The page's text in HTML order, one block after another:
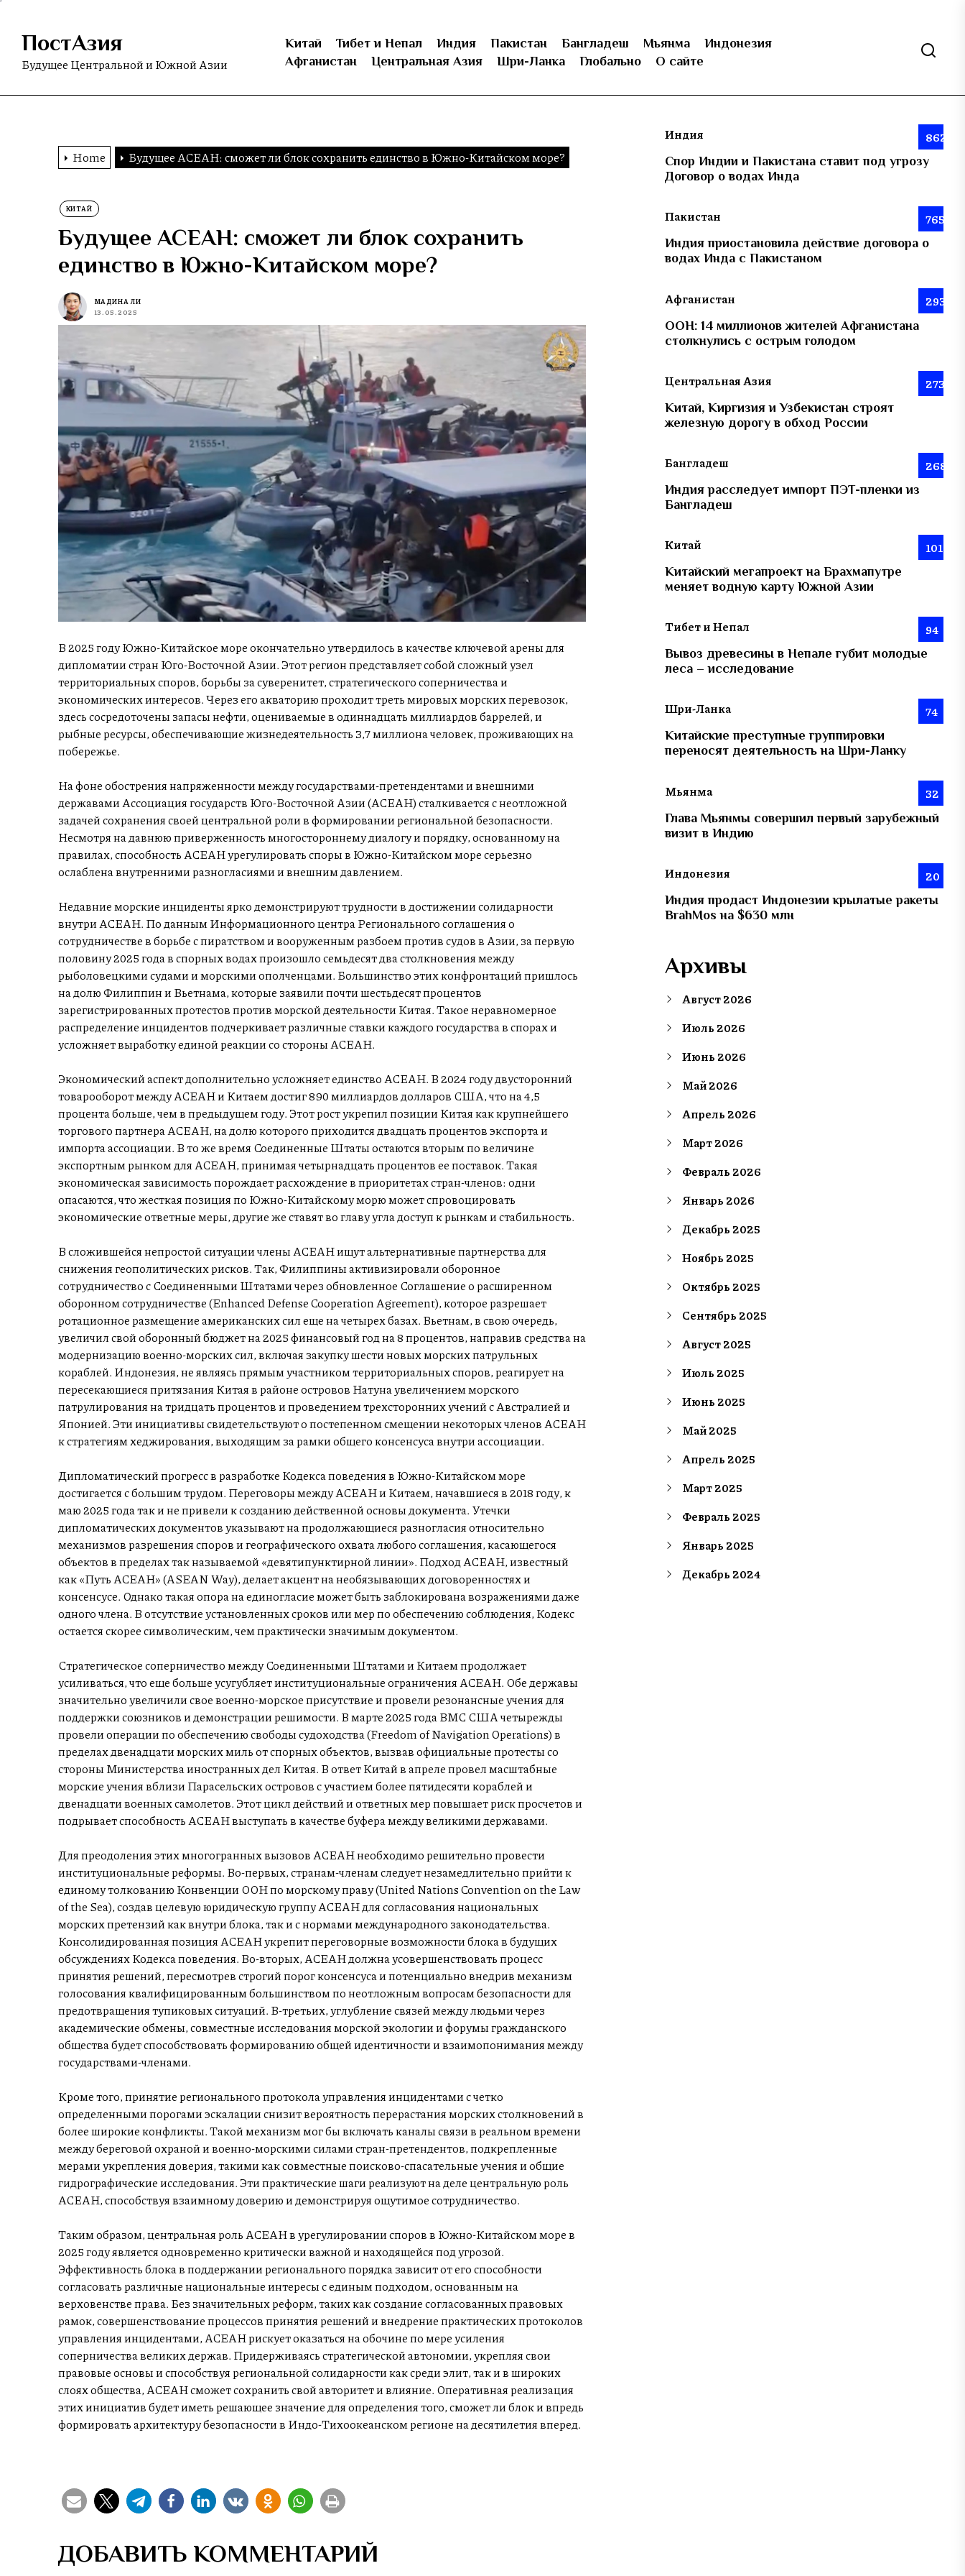
Skip
content
ПостАзия
Будущее Центральной и Южной Азии
Китай Тибет и Непал Индия Пакистан Бангладеш Мьянма
Индонезия
Афганистан
Центральная Азия Шри-Ланка Глобально О сайте
Home Будущее АСЕАН: сможет ли блок сохранить единство в Южно-Китайском море?
КИТАЙ
Будущее АСЕАН: сможет ли блок сохранить
единство в Южно-Китайском море?
МАДИНА ЛИ
13.05.2025
В 2025 году Южно-Китайское море окончательно утвердилось в качестве ключевой арены для
дипломатии стран Юго-Восточной Азии. Этот регион представляет собой сложный узел
территориальных споров, борьбы за суверенитет, стратегического соперничества и
экономических интересов. Через его акваторию проходит треть мировых морских перевозок,
здесь сосредоточены запасы нефти, оцениваемые в одиннадцать миллиардов баррелей, и
рыбные ресурсы, обеспечивающие жизнедеятельность 3,7 миллиона человек, проживающих на
побережье.
На фоне обострения напряженности между государствами-претендентами и внешними
державами Ассоциация государств Юго-Восточной Азии (АСЕАН) сталкивается с неотложной
задачей сохранения своей центральной роли в формировании региональной безопасности.
Несмотря на давнюю приверженность многостороннему диалогу и порядку, основанному на
правилах, способность АСЕАН урегулировать споры в Южно-Китайском море серьезно
ослаблена внутренними разногласиями и внешним давлением.
Недавние морские инциденты ярко демонстрируют трудности в достижении солидарности
внутри АСЕАН. По данным Информационного центра Регионального соглашения о
сотрудничестве в борьбе с пиратством и вооруженным разбоем против судов в Азии, за первую
половину 2025 года в спорных водах произошло семьдесят два столкновения между
рыболовецкими судами и морскими ополченцами. Большинство этих конфронтаций пришлось
на долю Филиппин и Вьетнама, которые заявили почти шестьдесят процентов
зарегистрированных протестов против морской деятельности Китая. Такое неравномерное
распределение инцидентов подчеркивает различные ставки каждого государства в спорах и
усложняет выработку единой реакции со стороны АСЕАН.
Экономический аспект дополнительно усложняет единство АСЕАН. В 2024 году двусторонний
товарооборот между АСЕАН и Китаем достиг 890 миллиардов долларов США, что на 4,5
процента больше, чем в предыдущем году. Этот рост укрепил позиции Китая как крупнейшего
торгового партнера АСЕАН, на долю которого приходится двадцать процентов экспорта и
импорта ассоциации. В то же время Соединенные Штаты остаются вторым по величине
экспортным рынком для АСЕАН, принимая четырнадцать процентов ее поставок. Такая
экономическая зависимость порождает расхождение в приоритетах стран-членов: одни
опасаются, что жесткая позиция по Южно-Китайскому морю может спровоцировать
экономические ответные меры, другие же ставят во главу угла доступ к рынкам и стабильность.
В сложившейся непростой ситуации члены АСЕАН ищут альтернативные партнерства для
снижения геополитических рисков. Так, Филиппины активизировали оборонное
сотрудничество с Соединенными Штатами через обновленное Соглашение о расширенном
оборонном сотрудничестве (Enhanced Defense Cooperation Agreement), которое разрешает
ротационное размещение американских сил еще на четырех базах. Вьетнам, в свою очередь,
увеличил свой оборонный бюджет на 2025 финансовый год на 8 процентов, направив средства на
модернизацию военно-морских сил, включая закупку шести новых морских патрульных
кораблей. Индонезия, не являясь прямым участником территориальных споров, реагирует на
пересекающиеся притязания Китая в районе островов Натуна увеличением морского
патрулирования на тридцать процентов и проведением трехсторонних учений с Австралией и
Японией. Эти инициативы свидетельствуют о постепенном смещении некоторых членов АСЕАН
к стратегиям хеджирования, выходящим за рамки общего консенсуса внутри ассоциации.
Дипломатический прогресс в разработке Кодекса поведения в Южно-Китайском море
достигается с большим трудом. Переговоры между АСЕАН и Китаем, начавшиеся в 2018 году, к
маю 2025 года так и не привели к созданию действенной основы документа. Утечки
дипломатических документов указывают на продолжающиеся разногласия относительно
механизмов разрешения споров и географического охвата любого соглашения, касающегося
объектов в пределах так называемой «девятипунктирной линии». Подход АСЕАН, известный
как «Путь АСЕАН» (ASEAN Way), делает акцент на необязывающих договоренностях и
консенсусе. Однако такая опора на единогласие может быть заблокирована возражениями даже
одного члена. В отсутствие установленных сроков или мер по обеспечению соблюдения, Кодекс
остается скорее символическим, чем практически значимым документом.
Стратегическое соперничество между Соединенными Штатами и Китаем продолжает
усиливаться, что еще больше усугубляет институциональные ограничения АСЕАН. Обе державы
значительно увеличили свое военно-морское присутствие и провели резонансные учения для
поддержки союзников и демонстрации решимости. В марте 2025 года ВМС США четырежды
провели операции по обеспечению свободы судоходства (Freedom of Navigation Operations) в
пределах двенадцати морских миль от спорных объектов, вызвав официальные протесты со
стороны Министерства иностранных дел Китая. В ответ Китай в апреле провел масштабные
морские учения вблизи Парасельских островов с участием более пятидесяти кораблей и
двенадцати военных самолетов. Этот цикл действий и ответных мер повышает риск просчетов и
подрывает способность АСЕАН выступать в качестве буфера между великими державами.
Для преодоления этих многогранных вызовов АСЕАН необходимо решительно провести
институциональные реформы. Во-первых, странам-членам следует незамедлительно прийти к
единому толкованию Конвенции ООН по морскому праву (United Nations Convention on the Law
of the Sea), создав целевую юридическую группу АСЕАН для согласования национальных
морских претензий как внутри блока, так и с нормами международного законодательства.
Консолидированная позиция АСЕАН укрепит переговорные возможности блока в будущих
обсуждениях Кодекса поведения. Во-вторых, АСЕАН должна усовершенствовать процесс
принятия решений, пересмотрев строгий порог консенсуса и потенциально внедрив механизм
голосования квалифицированным большинством по неотложным вопросам безопасности для
предотвращения тупиковых ситуаций. В-третьих, углубление связей между людьми через
академические обмены, совместные исследования морской экологии и форумы гражданского
общества будет способствовать формированию общей идентичности и взаимопонимания между
государствами-членами.
Кроме того, принятие регионального протокола управления инцидентами с четко
определенными порогами эскалации снизит вероятность перерастания морских столкновений в
более широкие конфликты. Такой механизм мог бы включать каналы связи в реальном времени
между береговой охраной и военно-морскими силами стран-претендентов, подкрепленные
мерами укрепления доверия, такими как совместные поисково-спасательные учения и общие
гидрографические исследования. Эти практические шаги реализуют на деле центральную роль
АСЕАН, способствуя взаимному доверию и демонстрируя ощутимое сотрудничество.
Таким образом, центральная роль АСЕАН в урегулировании споров в Южно-Китайском море в
2025 году является одновременно критически важной и находящейся под угрозой.
Эффективность блока в поддержании регионального порядка зависит от его способности
согласовать различные национальные интересы с единым подходом, основанным на
верховенстве права. Без значительных реформ, таких как создание согласованных правовых
рамок, совершенствование процессов принятия решений и внедрение практических протоколов
управления инцидентами, АСЕАН рискует оказаться на обочине по мере усиления
соперничества великих держав. Придерживаясь стратегической автономии, укрепляя свои
правовые основы и способствуя региональной солидарности как среди элит, так и в широких
слоях общества, АСЕАН сможет сохранить свой авторитет и влияние. Оперативная реализация
этих инициатив будет иметь решающее значение для определения того, сможет ли блок и впредь
формировать архитектуру безопасности в Индо-Тихоокеанском регионе на десятилетия вперед.
ДОБАВИТЬ КОММЕНТАРИЙ
Индия 862
Спор Индии и Пакистана ставит под угрозу
Договор о водах Инда
Пакистан 765
Индия приостановила действие договора о
водах Инда с Пакистаном
Афганистан 293
ООН: 14 миллионов жителей Афганистана
столкнулись с острым голодом
Центральная Азия 273
Китай, Киргизия и Узбекистан строят
железную дорогу в обход России
Бангладеш 268
Индия расследует импорт ПЭТ-пленки из
Бангладеш
Китай 101
Китайский мегапроект на Брахмапутре
меняет водную карту Южной Азии
Тибет и Непал 94
Вывоз древесины в Непале губит молодые
леса – исследование
Шри-Ланка 74
Китайские преступные группировки
переносят деятельность на Шри-Ланку
Мьянма 32
Глава Мьянмы совершил первый зарубежный
визит в Индию
Индонезия 20
Индия продаст Индонезии крылатые ракеты
BrahMos на $630 млн
Архивы
Август 2026
Июль 2026
Июнь 2026
Май 2026
Апрель 2026
Март 2026
Февраль 2026
Январь 2026
Декабрь 2025
Ноябрь 2025
Октябрь 2025
Сентябрь 2025
Август 2025
Июль 2025
Июнь 2025
Май 2025
Апрель 2025
Март 2025
Февраль 2025
Январь 2025
Декабрь 2024